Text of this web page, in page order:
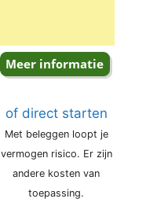
of direct starten
Met beleggen loopt je
vermogen risico. Er zijn
andere kosten van
toepassing.